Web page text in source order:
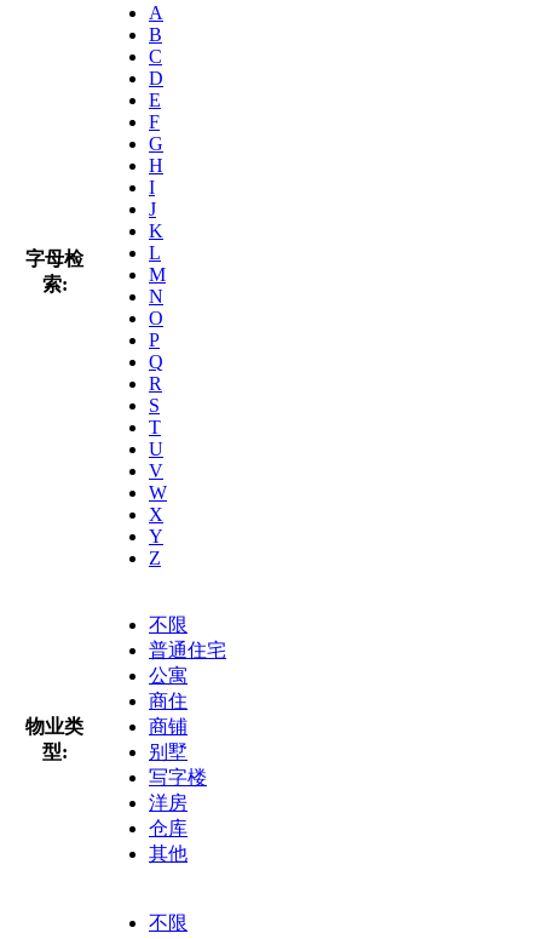
字母检
索:
A
B
C
D
E
F
G
H
I
J
K
L
M
N
O
P
Q
R
S
T
U
V
W
X
Y
Z
物业类
型:
不限
普通住宅
公寓
商住
商铺
别墅
写字楼
洋房
仓库
其他
不限